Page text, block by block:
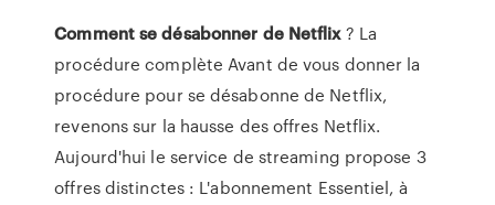
Commentse désabonner de Netflix? La
procédure complète Avant de vous donner la
procédure pour se désabonne de Netflix,
revenons sur la hausse des offres Netflix.
Aujourd'hui le service de streaming propose 3
offres distinctes : L'abonnement Essentiel, à